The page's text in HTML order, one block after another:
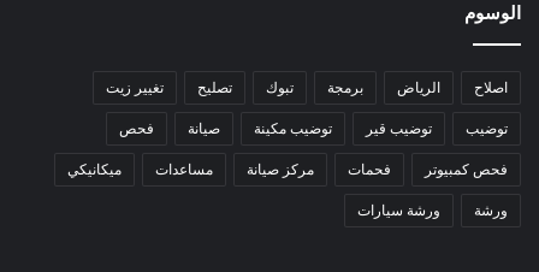
الوسوم
اصلاح الرياض برمجة تبوك تصليح تغيير زيت
توضيب توضيب قير توضيب مكينة صيانة فحص
فحص كمبيوتر فحمات مركز صيانة مساعدات ميكانيكي
ورشة ورشة سيارات